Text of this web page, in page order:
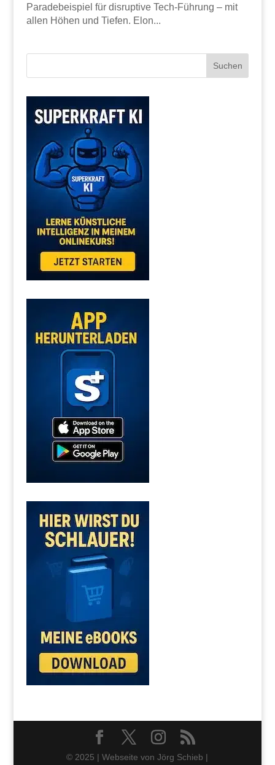
Paradebeispiel für disruptive Tech-Führung – mit
allen Höhen und Tiefen. Elon...
© 2025 | Webseite von Jörg Schieb |